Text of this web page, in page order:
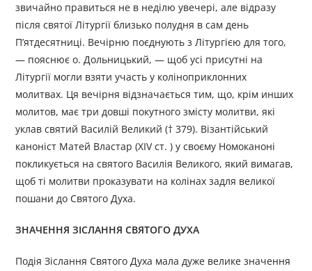
звичайно правиться не в неділю увечері, але відразу
після святої Літургії близько полудня в сам день
П’ятдесятниці. Вечірню поєднують з Літургією для того,
— пояснює о. Дольницький, — щоб усі присутні на
Літургії могли взяти участь у коліноприклонних
молитвах. Ця вечірня відзначається тим, що, крім инших
молитов, має три довші покутного змісту молитви, які
уклав святий Василій Великий († 379). Візантійський
каноніст Матей Властар (XIV ст. ) у своєму Номоканоні
покликується на святого Василія Великого, який вимагав,
щоб ті молитви проказувати на колінах задля великої
пошани до Святого Духа.
ЗНАЧЕННЯ ЗІСЛАННЯ СВЯТОГО ДУХА
Подія Зіслання Святого Духа мала дуже велике значення